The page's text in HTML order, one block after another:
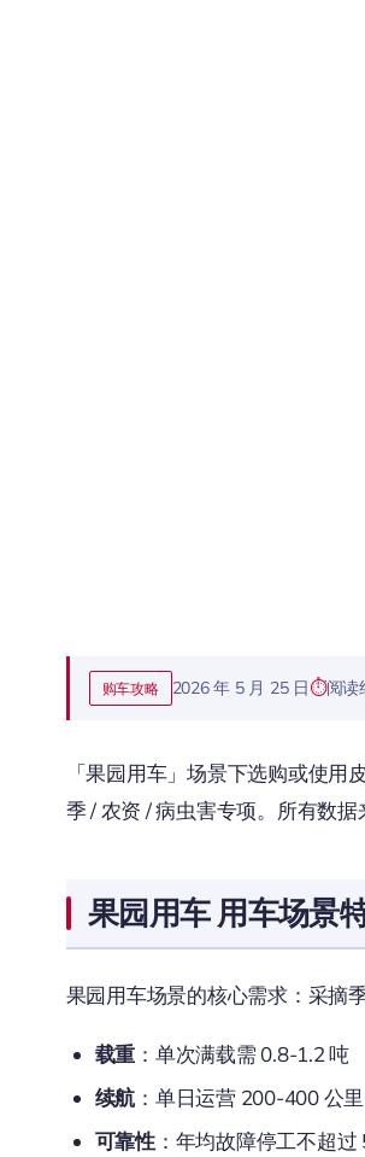
购车攻略 2026 年 5 月 25 日 阅读
「果园用车」场景下选购或使
季 / 农资 / 病虫害专项。所有数据
果园用车 用车场景
果园用车场景的核心需求：采摘
载重 ：单次满载需 0.8-1.2 吨
续航 ：单日运营 200-400 公里
可靠性：年均故障停工不超过